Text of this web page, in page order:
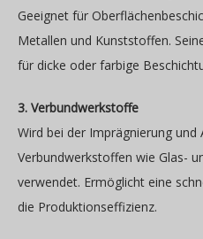
Geeignet für
Metallen und Kunststoffen.
für dicke oder farbige
3. Verbundwerkstoffe
Wird bei der Imprägnierung und
Verbundwerkstoffen wie Glas-
verwendet. Ermöglicht eine
die Produktionseffizienz.